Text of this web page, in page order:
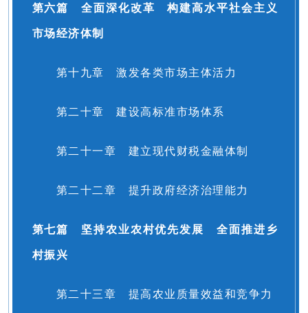
第六篇 全面深化改革 构建高水平社会主义
市场经济体制
第十九章 激发各类市场主体活力
第二十章 建设高标准市场体系
第二十一章 建立现代财税金融体制
第二十二章 提升政府经济治理能力
第七篇 坚持农业农村优先发展 全面推进乡
村振兴
第二十三章 提高农业质量效益和竞争力